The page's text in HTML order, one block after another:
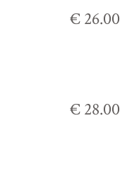
€ 26.00
€ 28.00